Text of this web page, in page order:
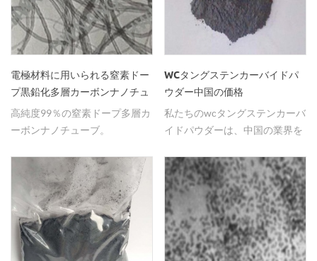
電極材料に用いられる窒素ドー
プ黒鉛化多層カーボンナノチュ
ーブ
高純度99％の窒素ドープ多層カ
ーボンナノチューブ。
WCタングステンカーバイドパ
ウダー中国の価格
私たちのwcタングステンカーバ
イドパウダーは、中国の業界を